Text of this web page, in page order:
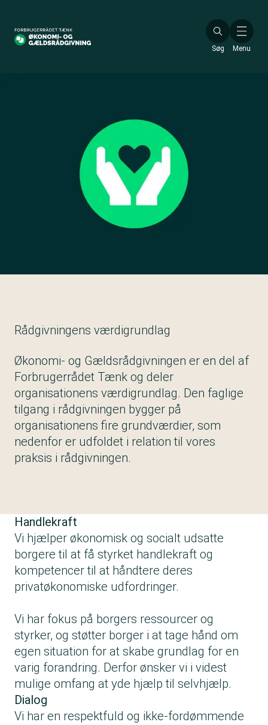
hovedindhold
Søg Menu
Rådgivningens værdigrundlag
Økonomi- og Gældsrådgivningen er en del af
Forbrugerrådet Tænk og deler
organisationens værdigrundlag. Den faglige
tilgang i rådgivningen bygger på
organisationens fire grundværdier, som
nedenfor er udfoldet i relation til vores
praksis i rådgivningen.
Handlekraft
Vi hjælper økonomisk og socialt udsatte
borgere til at få styrket handlekraft og
kompetencer til at håndtere deres
privatøkonomiske udfordringer.
Vi har fokus på borgers ressourcer og
styrker, og støtter borger i at tage hånd om
egen situation for at skabe grundlag for en
varig forandring. Derfor ønsker vi i videst
mulige omfang at yde hjælp til selvhjælp.
Dialog
Vi har en respektfuld og ikke-fordømmende